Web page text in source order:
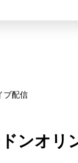
ブ配信
ンオリ